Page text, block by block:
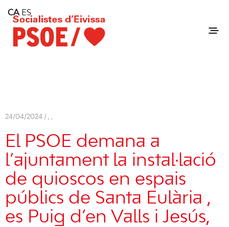
Consell Insular d'Eivissa
Services
Contact
24/04/2024 / , ,
El PSOE demana a
l’ajuntament la instal·lació
de quioscos en espais
públics de Santa Eulària ,
es Puig d’en Valls i Jesús,
CA ES